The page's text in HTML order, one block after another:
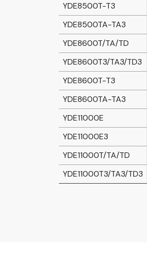
YDE8500T-T3
YDE8500TA-TA3
YDE8600T/TA/TD
YDE8600T3/TA3/TD3
YDE8600T-T3
YDE8600TA-TA3
YDE11000E
YDE11000E3
YDE11000T/TA/TD
YDE11000T3/TA3/TD3